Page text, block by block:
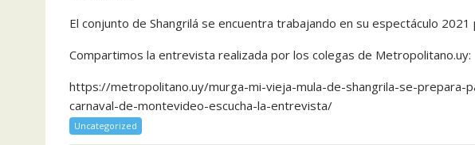
El conjunto de Shangrilá se encuentra trabajando en su espectáculo 2021
Compartimos la entrevista realizada por los colegas de Metropolitano.uy:
https://metropolitano.uy/murga-mi-vieja-mula-de-shangrila-se-prepara-
carnaval-de-montevideo-escucha-la-entrevista/
Uncategorized